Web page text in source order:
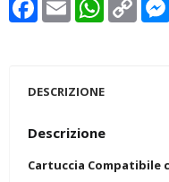
Link
DESCRIZIONE
Descrizione
Cartuccia Compatibile